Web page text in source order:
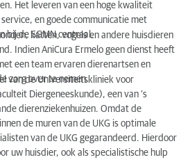
SGMN
Het leveren van een hoge kwaliteit
en goede communicatie met
bij de SGMN centraal.
katten, vogels en andere huisdieren
Indien AniCura Ermelo geen dienst heeft
een team ervaren dierenartsen en
zorg over te nemen.
van de Universiteitskliniek voor
Diergeneeskunde), een van ’s
dierenziekenhuizen. Omdat de
de muren van de UKG is optimale
van de UKG gegarandeerd. Hierdoor
uw huisdier, ook als specialistische hulp